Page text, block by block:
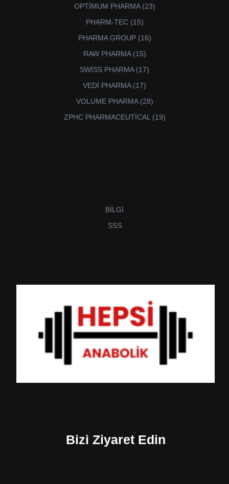
OPTİMUM PHARMA 2323
PHARM-TEC 1515
PHARMA GROUP 1616
RAW PHARMA 1515
SWİSS PHARMA 1717
VEDİ PHARMA 1717
VOLUME PHARMA 2828
ZPHC PHARMACEUTİCAL 1919
BİLGİ
SSS
Bizi Ziyaret Edin